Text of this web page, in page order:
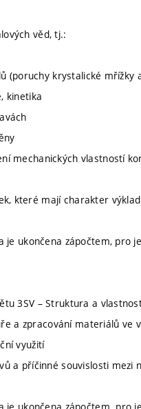
věd, tj.:
(poruchy krystalické mřížky
kinetika
mechanických vlastností
které mají charakter
je ukončena zápočtem, pro
3SV – Struktura a
a zpracování materiálů ve
využití
a příčinné souvislosti mezi